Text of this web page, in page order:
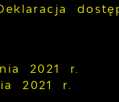
2021 r.
2021 r.